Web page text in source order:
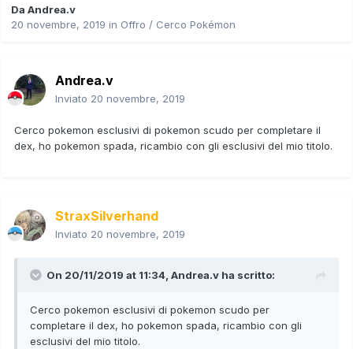
Da Andrea.v
20 novembre, 2019 in Offro / Cerco Pokémon
Andrea.v
Inviato 20 novembre, 2019
Cerco pokemon esclusivi di pokemon scudo per completare il
dex, ho pokemon spada, ricambio con gli esclusivi del mio titolo.
StraxSilverhand
Inviato 20 novembre, 2019
On 20/11/2019 at 11:34, Andrea.v ha scritto:
Cerco pokemon esclusivi di pokemon scudo per
completare il dex, ho pokemon spada, ricambio con gli
esclusivi del mio titolo.